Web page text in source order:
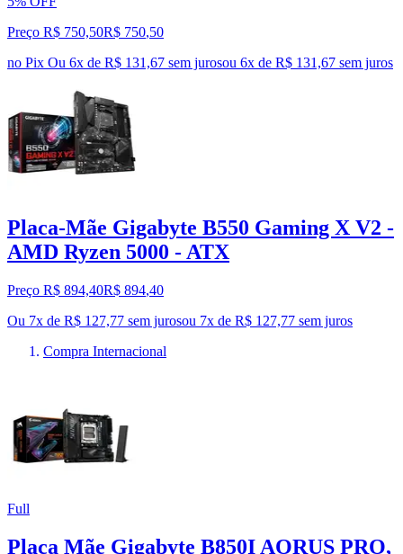
Preço R$ 750,50R$ 750,50
no Pix Ou 6x de R$ 131,67 sem jurosou 6x de R$ 131,67 sem juros
Placa-Mãe Gigabyte B550 Gaming X V2 -
AMD Ryzen 5000 - ATX
Preço R$ 894,40R$ 894,40
Ou 7x de R$ 127,77 sem jurosou 7x de R$ 127,77 sem juros
Compra Internacional
Full
Placa Mãe Gigabyte B850I AORUS PRO,